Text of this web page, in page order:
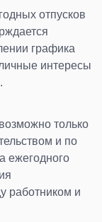
отпусков
графика
интересы
только
и по
ежегодного
работником и